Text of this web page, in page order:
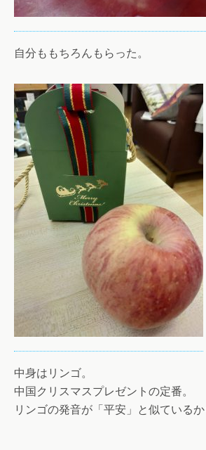
自分ももちろんもらった。
中身はリンゴ。
中国クリスマスプレゼントの定番。
リンゴの発音が「平安」と似ている